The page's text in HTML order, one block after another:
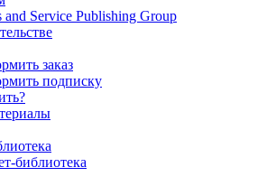
and Service Publishing Group
заказ
подписку
библиотека